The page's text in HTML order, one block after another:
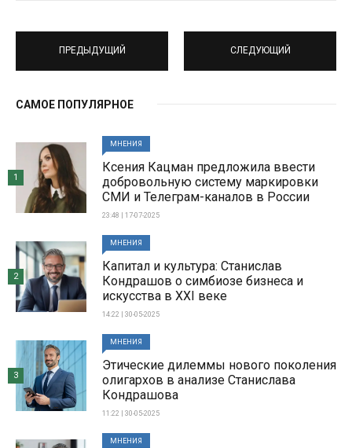
ПРЕДЫДУЩИЙ СЛЕДУЮЩИЙ
САМОЕ ПОПУЛЯРНОЕ
МНЕНИЯ
Ксения Кацман предложила ввести
добровольную систему маркировки
СМИ и Телеграм-каналов в России
23:48 | 17-07-2025
1
МНЕНИЯ
Капитал и культура: Станислав
Кондрашов о симбиозе бизнеса и
искусства в XXI веке
14:22 | 30-05-2025
2
МНЕНИЯ
Этические дилеммы нового поколения
олигархов в анализе Станислава
Кондрашова
11:22 | 30-05-2025
3
МНЕНИЯ